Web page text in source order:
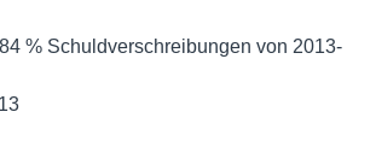
% Schuldverschreibungen von 2013-